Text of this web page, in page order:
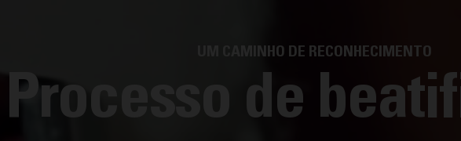
UM CAMINHO DE RECONHECIMENTO
Processo de